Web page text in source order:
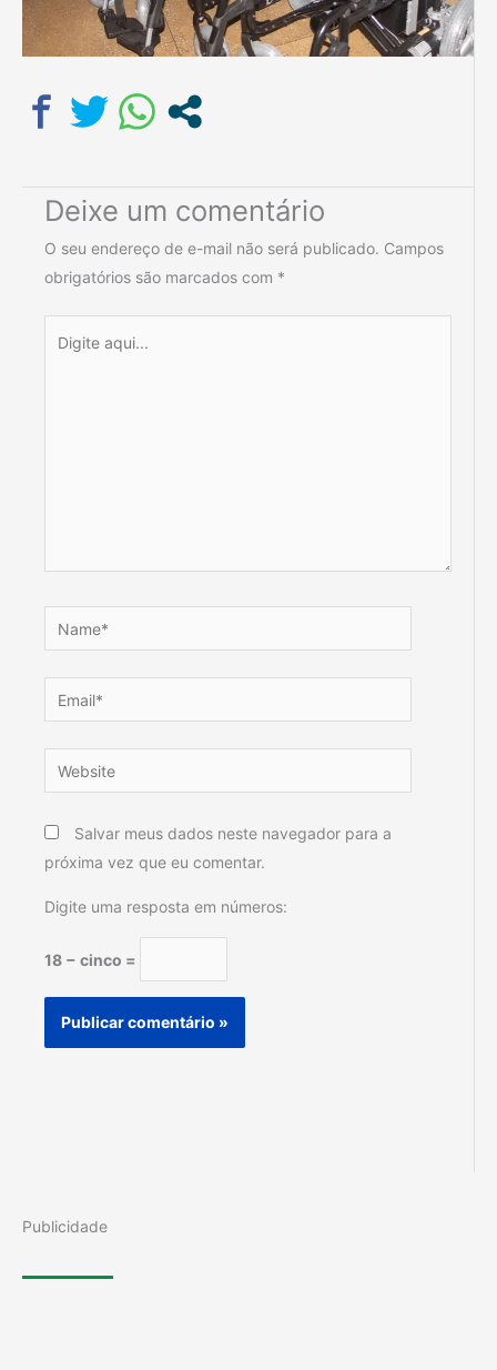
Deixe um comentário
O seu endereço de e-mail não será publicado. Campos
obrigatórios são marcados com *
aqui...
Email*
Website
Salvar meus dados neste navegador para a
próxima vez que eu comentar.
Digite uma resposta em números:
18 − cinco =
Publicidade